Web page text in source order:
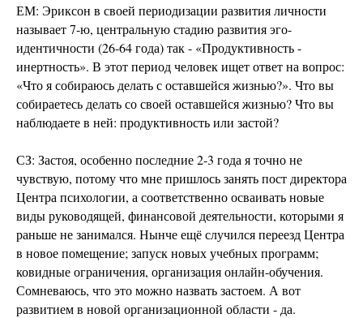
ЕМ: Эриксон в своей периодизации развития личности
называет 7-ю, центральную стадию развития эго-
идентичности (26-64 года) так - «Продуктивность -
инертность». В этот период человек ищет ответ на вопрос:
«Что я собираюсь делать с оставшейся жизнью?». Что вы
собираетесь делать со своей оставшейся жизнью? Что вы
наблюдаете в ней: продуктивность или застой?
СЗ: Застоя, особенно последние 2-3 года я точно не
чувствую, потому что мне пришлось занять пост директора
Центра психологии, а соответственно осваивать новые
виды руководящей, финансовой деятельности, которыми я
раньше не занимался. Нынче ещё случился переезд Центра
в новое помещение; запуск новых учебных программ;
ковидные ограничения, организация онлайн-обучения.
Сомневаюсь, что это можно назвать застоем. А вот
развитием в новой организационной области - да.